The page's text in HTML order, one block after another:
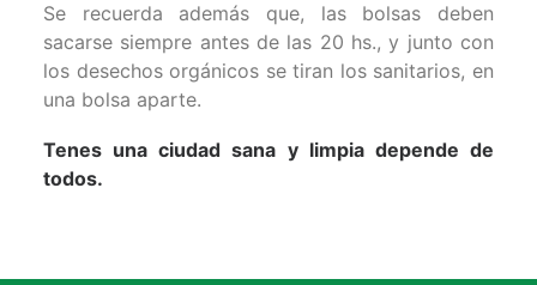
Se recuerda además que, las bolsas deben
sacarse siempre antes de las 20 hs., y junto con
los desechos orgánicos se tiran los sanitarios, en
una bolsa aparte.
Tenes una ciudad sana y limpia depende de
todos.